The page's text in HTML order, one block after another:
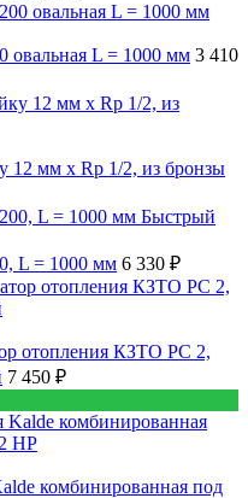
овальная L = 1000 мм 3 410
12 мм х Rp 1/2, из бронзы
Быстрый
L = 1000 мм 6 330 ₽
отопления КЗТО РС 2,
7 450 ₽
комбинированная под